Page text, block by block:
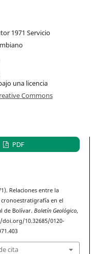
1971 Servicio
una licencia
Commons
PDF
Relaciones entre la
en el
de Bolívar.Boletín Geológico,
doi.org/10.32685/0120-
cita